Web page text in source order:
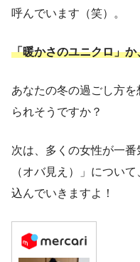
呼んでいます（笑）。
「暖かさのユニクロ」
あなたの冬の過ごし方
られそうですか？
次は、多くの女性が一
（オバ見え）」につい
込んでいきますよ！